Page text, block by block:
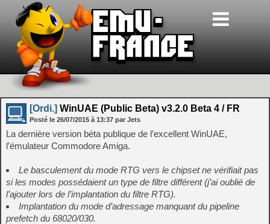
[Ordi.] WinUAE (Public Beta) v3.2.0 Beta 4 / FR
Posté le 26/07/2015 à 13:37 par Jets
La dernière version béta publique de l’excellent WinUAE,
l’émulateur Commodore Amiga.
Le basculement du mode RTG vers le chipset ne vérifiait pas
si les modes possédaient un type de filtre différent (j’ai oublié de
l’ajouter lors de l’implantation du filtre RTG).
Implantation du mode d’adressage manquant du pipeline
prefetch du 68020/030.